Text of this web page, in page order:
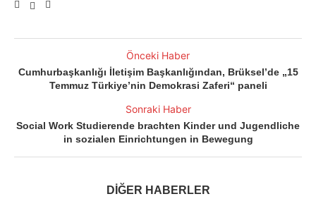
Önceki Haber
Cumhurbaşkanlığı İletişim Başkanlığından, Brüksel’de „15
Temmuz Türkiye’nin Demokrasi Zaferi“ paneli
Sonraki Haber
Social Work Studierende brachten Kinder und Jugendliche
in sozialen Einrichtungen in Bewegung
DİĞER HABERLER